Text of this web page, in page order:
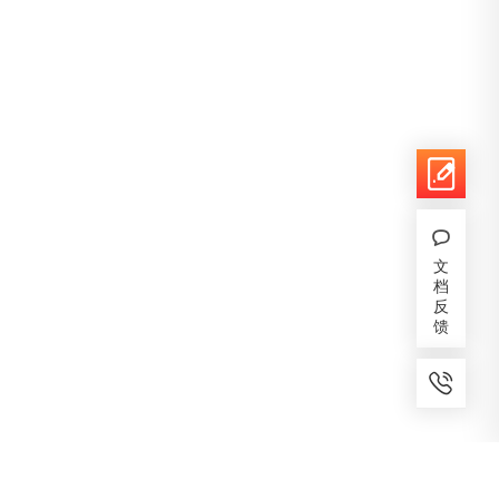
文
档
反
馈